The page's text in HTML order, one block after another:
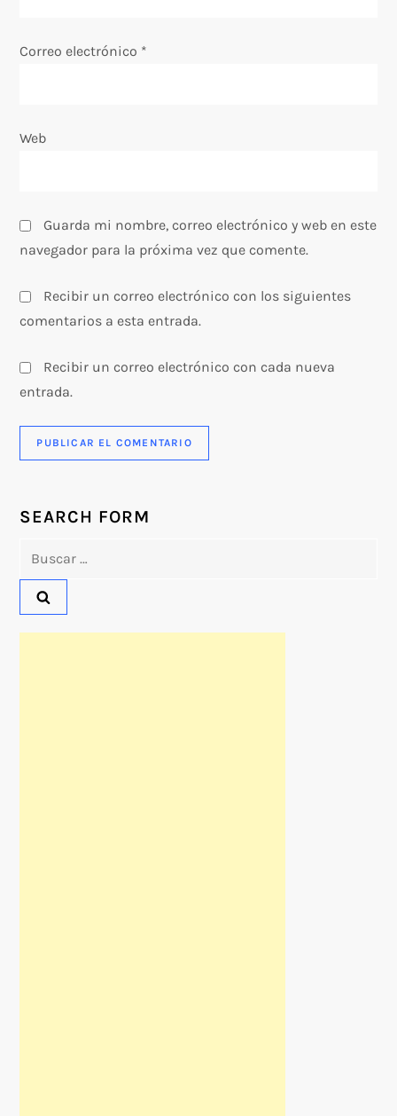
r
d
s
Correo electrónico *
Web
Guarda mi nombre, correo electrónico y web en este
navegador para la próxima vez que comente.
Recibir un correo electrónico con los siguientes
comentarios a esta entrada.
Recibir un correo electrónico con cada nueva
entrada.
SEARCH FORM